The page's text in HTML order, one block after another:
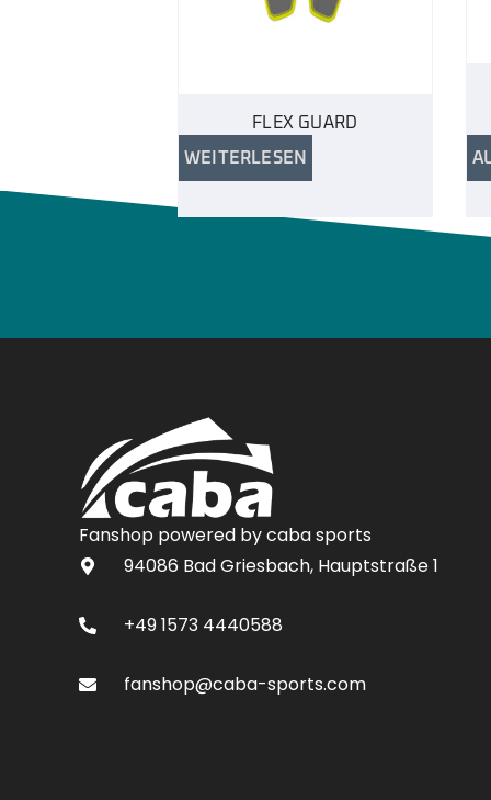
FLEX GUARD
WEITERLESEN
Fanshop powered by caba sports
94086 Bad Griesbach, Hauptstraße 1
+49 1573 4440588
fanshop@caba-sports.com